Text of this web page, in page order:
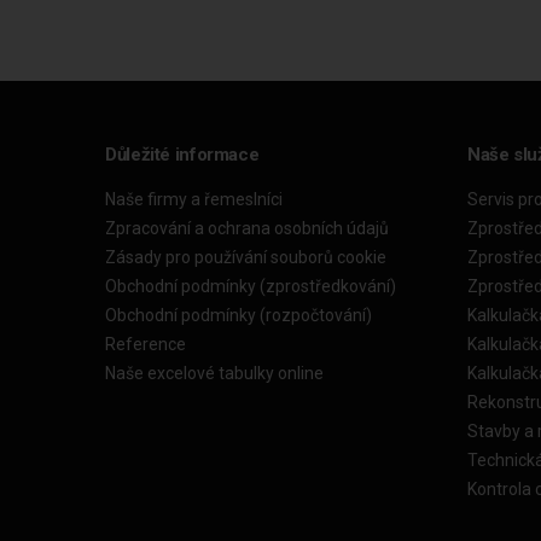
Důležité informace
Naše firmy a řemeslníci
Zpracování a ochrana osobních údajů
Zásady pro používání souborů cookie
Obchodní podmínky (zprostředkování)
Obchodní podmínky (rozpočtování)
Reference
Naše excelové tabulky online
Naše
Servis
Stavby a
Kontrola